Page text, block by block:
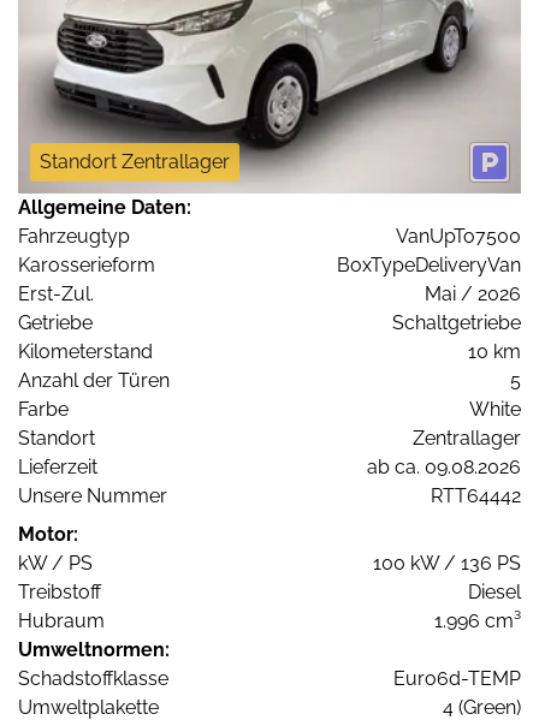
Standort Zentrallager
Allgemeine Daten:
Fahrzeugtyp
VanUpTo7500
Karosserieform
BoxTypeDeliveryVan
Erst-Zul.
Mai / 2026
Getriebe
Schaltgetriebe
Kilometerstand
10 km
Anzahl der Türen
5
Farbe
White
Standort
Zentrallager
Lieferzeit
ab ca. 09.08.2026
Unsere Nummer
RTT64442
Motor:
kW / PS
100 kW / 136 PS
Treibstoff
Diesel
Hubraum
1.996 cm³
Umweltnormen:
Schadstoffklasse
Euro6d-TEMP
Umweltplakette
4 (Green)